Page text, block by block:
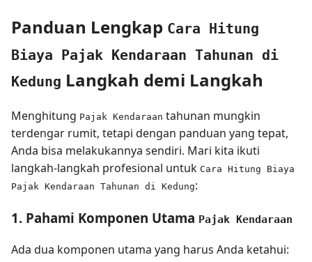
Panduan Lengkap Cara Hitung
Biaya Pajak Kendaraan Tahunan di
Kedung Langkah demi Langkah
Menghitung Pajak Kendaraan tahunan mungkin
terdengar rumit, tetapi dengan panduan yang tepat,
Anda bisa melakukannya sendiri. Mari kita ikuti
langkah-langkah profesional untuk Cara Hitung Biaya
Pajak Kendaraan Tahunan di Kedung:
1. Pahami Komponen Utama Pajak Kendaraan
Ada dua komponen utama yang harus Anda ketahui: